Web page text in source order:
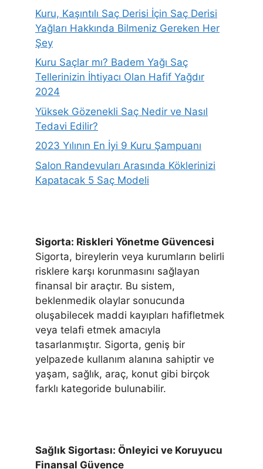
Kuru, Kaşıntılı Saç Derisi İçin Saç Derisi
Yağları Hakkında Bilmeniz Gereken Her
Şey
Kuru Saçlar mı? Badem Yağı Saç
Tellerinizin İhtiyacı Olan Hafif Yağdır
2024
Yüksek Gözenekli Saç Nedir ve Nasıl
Tedavi Edilir?
2023 Yılının En İyi 9 Kuru Şampuanı
Salon Randevuları Arasında Köklerinizi
Kapatacak 5 Saç Modeli
Sigorta: Riskleri Yönetme Güvencesi
Sigorta, bireylerin veya kurumların belirli
risklere karşı korunmasını sağlayan
finansal bir araçtır. Bu sistem,
beklenmedik olaylar sonucunda
oluşabilecek maddi kayıpları hafifletmek
veya telafi etmek amacıyla
tasarlanmıştır. Sigorta, geniş bir
yelpazede kullanım alanına sahiptir ve
yaşam, sağlık, araç, konut gibi birçok
farklı kategoride bulunabilir.
Sağlık Sigortası: Önleyici ve Koruyucu
Finansal Güvence